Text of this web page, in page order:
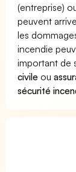
(entreprise)
peuvent
les
incendie
important de
civile ou
sécurité